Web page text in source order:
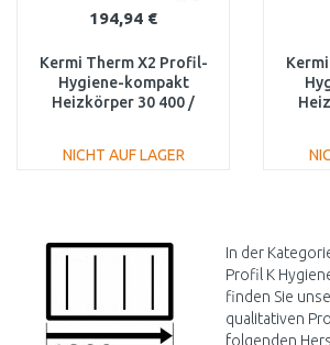
194,94 €
Kermi Therm X2 Profil-
Hygiene-kompakt
Heizkörper 30 400 /
NICHT AUF LAGER
Vergleichen
In der
Profil K
finden Sie
qualitativen
folgenden